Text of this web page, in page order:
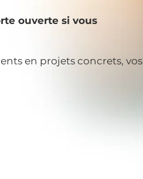
ouverte si vous
en projets concrets, vos